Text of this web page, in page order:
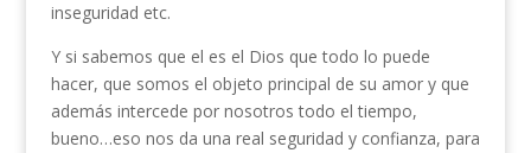
inseguridad etc.
Y si sabemos que el es el Dios que todo lo puede
hacer, que somos el objeto principal de su amor y que
además intercede por nosotros todo el tiempo,
bueno…eso nos da una real seguridad y confianza, para